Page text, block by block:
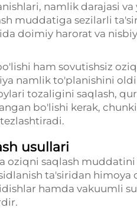
namlik darajasi
muddatiga sezilarli
doimiy harorat va
ham sovutishsiz
namlik to'planishini
tozaligini saqlash,
bo'lishi kerak,
usullari
oziqni saqlash muddatini
ta'siridan himoya
hamda vakuumli